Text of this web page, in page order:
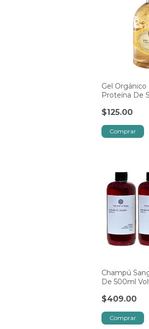
Gel Orgánico
Proteína De
$125.00
Champú
De 500ml
$409.00